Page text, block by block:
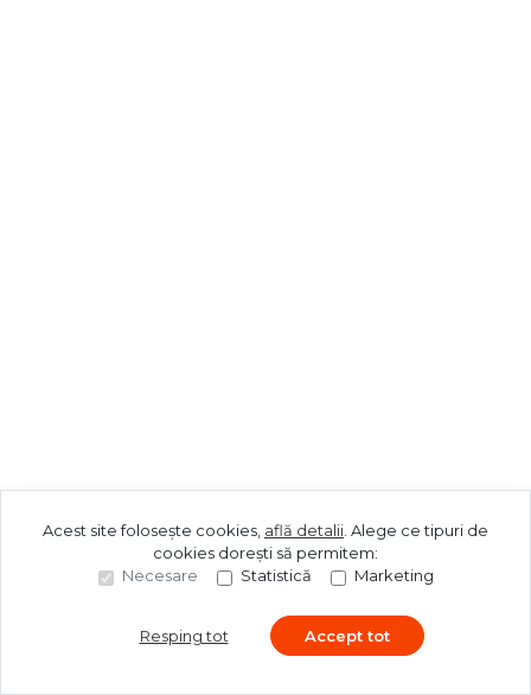
Acest site folosește cookies, află detalii Alege ce tipuri de
cookies dorești să permitem:
Necesare
Statistică Marketing
Resping tot Accept tot